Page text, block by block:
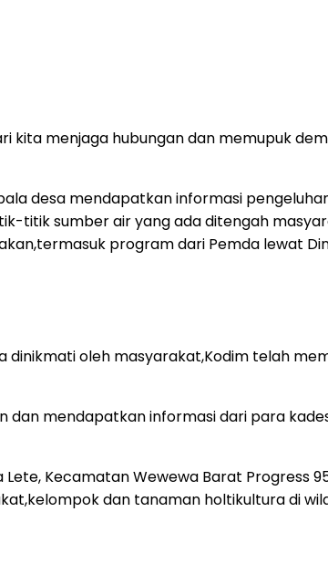
kita menjaga hubungan dan memupuk
desa mendapatkan informasi
titik sumber air yang ada ditengah
program dari Pemda lewat
oleh masyarakat,Kodim telah
dan mendapatkan informasi dari para
Kecamatan Wewewa Barat Progress
dan tanaman holtikultura di